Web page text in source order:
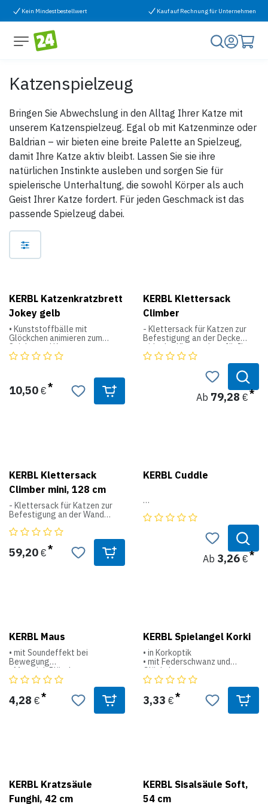
Zum Inhalt springen
Kein Mindestbestellwert Kauf auf Rechnung für Unternehmen
Katzenspielzeug
Bringen Sie Abwechslung in den Alltag Ihrer Katze mit
unserem Katzenspielzeug. Egal ob mit Katzenminze oder
Baldrian – wir bieten eine breite Palette an Spielzeug,
damit Ihre Katze aktiv bleibt. Lassen Sie sie ihre
natürlichen Instinkte ausleben und sorgen Sie für
spielerische Unterhaltung, die sowohl Körper als auch
Geist Ihrer Katze fordert. Für jeden Geschmack ist das
passende Spielzeug dabei.
KERBL Katzenkratzbrett
Jokey gelb
• Kunststoffbälle mit
Glöckchen animieren zum
Spielen und Kratzen
• aus leichtem Material,
dennoch robust und langlebig
• mit dekorativem Aufdruck
10,50 €
KERBL Klettersack
Climber
- Klettersack für Katzen zur
Befestigung an der Decke
- idealer Kletterplatz für Ihre
Katzen zum Spielen und
- aus hochwertigem
Sisalteppich gefüllt mit
wattierten Kissen
- Länge individuell mittels
- mittels Haken auch einfach
auf- und abzuhängen
Ab 79,28 €
KERBL Klettersack
Climber mini, 128 cm
- Klettersack für Katzen zur
Befestigung an der Wand
zur Krallenpflege und als
- aus hochwertigem
Sisalteppich gefüllt mit
59,20 €
KERBL Cuddle
- mit zotteligen Fäden
Ab 3,26€
KERBL Maus
• mit Soundeffekt bei
Bewegung
• Material: Plüsch
• zu betreiben mit: 2 x 1,5 V
• Batterie im Lieferumfang
enthalten
4,28 €
KERBL Spielangel Korki
• in Korkoptik
• mit Federschwanz und
Glöckchen
3,33 €
KERBL Kratzsäule
Funghi, 42 cm
KERBL Sisalsäule Soft,
54 cm